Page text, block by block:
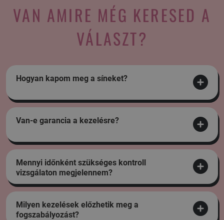
VAN AMIRE MÉG KERESED A
VÁLASZT?
Hogyan kapom meg a síneket?
Van-e garancia a kezelésre?
Mennyi időnként szükséges kontroll
vizsgálaton megjelennem?
Milyen kezelések előzhetik meg a
fogszabályozást?